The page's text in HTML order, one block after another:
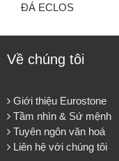
ĐÁ ECLOS
Về chúng tôi
Giới thiệu Eurostone
Tầm nhìn & Sứ mệnh
Tuyên ngôn văn hoá
Liên hệ với chúng tôi